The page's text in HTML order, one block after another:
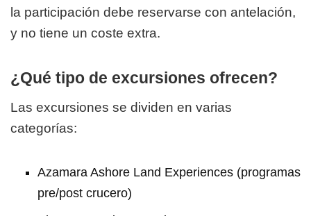
la participación debe reservarse con antelación,
y no tiene un coste extra.
¿Qué tipo de excursiones ofrecen?
Las excursiones se dividen en varias
categorías:
Azamara Ashore Land Experiences (programas
pre/post crucero)